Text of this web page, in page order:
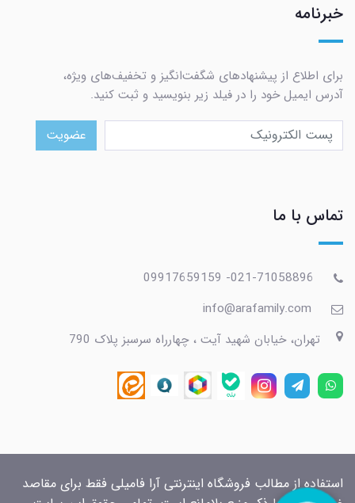
خبرنامه
برای اطلاع از پیشنهادهای شگفت‌انگیز و تخفیف‌های ویژه،
آدرس ایمیل خود را در فیلد زیر بنویسید و ثبت کنید.
عضویت
تماس با ما
تهران، خیابان شهید آیت ، چهارراه سرسبز پلاک 790
استفاده از مطالب فروشگاه اینترنتی آرا فامیلی فقط برای مقاصد